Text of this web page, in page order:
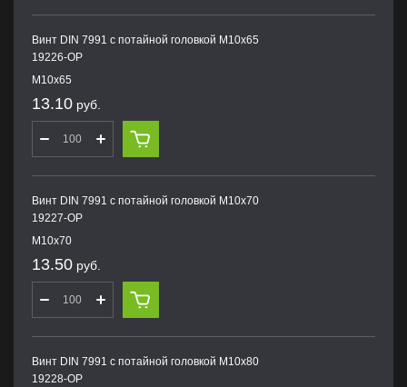
Винт DIN 7991 с потайной головкой M10х65
19226-OP
M10х65
13.10 руб.
Винт DIN 7991 с потайной головкой M10х70
19227-OP
M10х70
13.50 руб.
Винт DIN 7991 с потайной головкой M10х80
19228-OP